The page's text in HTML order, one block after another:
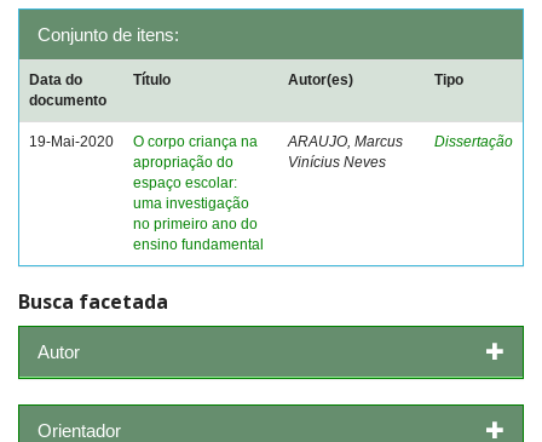
Conjunto de itens:
Data do
documento
Título Autor(es) Tipo
19-Mai-2020
O corpo criança na
apropriação do
espaço escolar:
uma investigação
no primeiro ano do
ensino fundamental
ARAUJO, Marcus
Vinícius Neves
Dissertação
Busca facetada
Autor
Orientador